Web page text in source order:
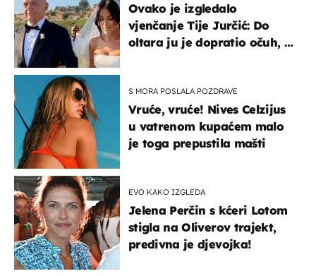
Ovako je izgledalo
vjenčanje Tije Jurčić: Do
oltara ju je dopratio očuh, a
S MORA POSLALA POZDRAVE
Vruće, vruće! Nives Celzijus
u vatrenom kupaćem malo
je toga prepustila mašti
EVO KAKO IZGLEDA
Jelena Perčin s kćeri Lotom
stigla na Oliverov trajekt,
predivna je djevojka!